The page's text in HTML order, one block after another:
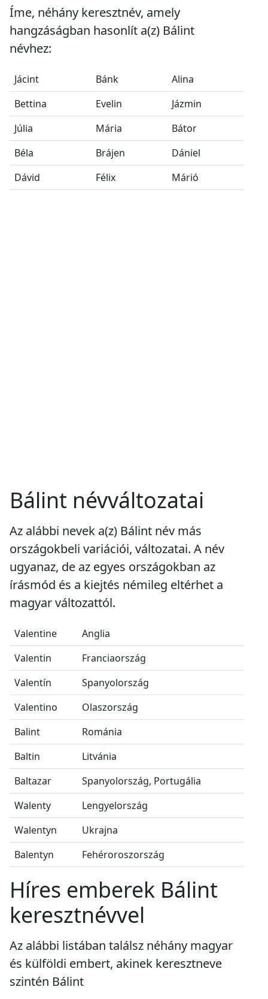
Íme, néhány keresztnév, amely
hangzáságban hasonlít a(z) Bálint
névhez:
Jácint Bánk
Alina
Bettina
Evelin
Jázmin
Júlia
Mária
Bátor
Béla
Brájen
Dániel
Dávid
Félix Márió
Bálint névváltozatai
Az alábbi nevek a(z) Bálint név más
országokbeli variációi, változatai. A név
ugyanaz, de az egyes országokban az
írásmód és a kiejtés némileg eltérhet a
magyar változattól.
Valentine
Anglia
Valentin
Franciaország
Valentín
Spanyolország
Valentino
Olaszország
Balint
Románia
Baltin
Litvánia
Baltazar
Spanyolország, Portugália
Walenty
Lengyelország
Walentyn
Ukrajna
Balentyn
Fehéroroszország
Híres emberek Bálint
keresztnévvel
Az alábbi listában találsz néhány magyar
és külföldi embert, akinek keresztneve
szintén Bálint